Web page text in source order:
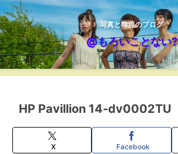
写真と韓流のブログ
@もろいことない?
HP Pavillion 14-dv0002TU
X Facebook